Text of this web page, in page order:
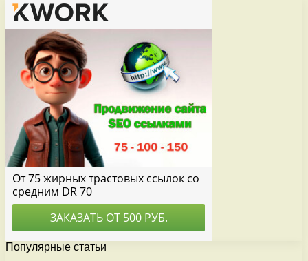
Популярные статьи